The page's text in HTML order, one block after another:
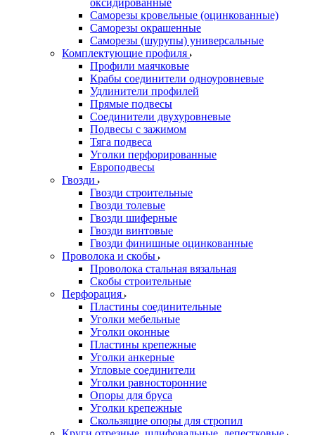
оксидированные
Саморезы кровельные (оцинкованные)
Саморезы окрашенные
Саморезы (шурупы) универсальные
Комплектующие профиля
Профили маячковые
Крабы соединители одноуровневые
Удлинители профилей
Прямые подвесы
Соединители двухуровневые
Подвесы с зажимом
Тяга подвеса
Уголки перфорированные
Европодвесы
Гвозди
Гвозди строительные
Гвозди толевые
Гвозди шиферные
Гвозди винтовые
Гвозди финишные оцинкованные
Проволока и скобы
Проволока стальная вязальная
Скобы строительные
Перфорация
Пластины соединительные
Уголки мебельные
Уголки оконные
Пластины крепежные
Уголки анкерные
Угловые соединители
Уголки равносторонние
Опоры для бруса
Уголки крепежные
Скользящие опоры для стропил